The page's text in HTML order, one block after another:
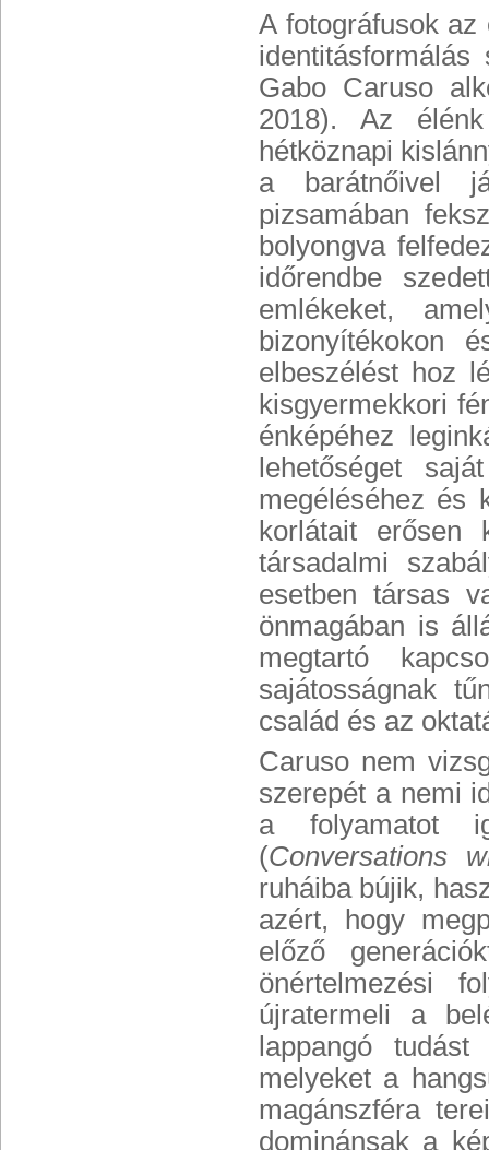
A fotográfusok
Gabo Caruso
2018). Az
hétköznapi
a barátnőivel
pizsamában
bolyongva
időrendbe
emlékeket,
bizonyítékokon
elbeszélést hoz
kisgyermekkori
énképéhez
lehetőséget
megéléséhez és
korlátait erősen
társadalmi
esetben társas
önmagában is
megtartó
sajátosságnak
család és az
Caruso nem
szerepét a nemi
a folyamatot
(Conversations
ruháiba bújik,
azért, hogy
előző
önértelmezési
újratermeli a
lappangó
melyeket a
magánszféra
dominánsak a